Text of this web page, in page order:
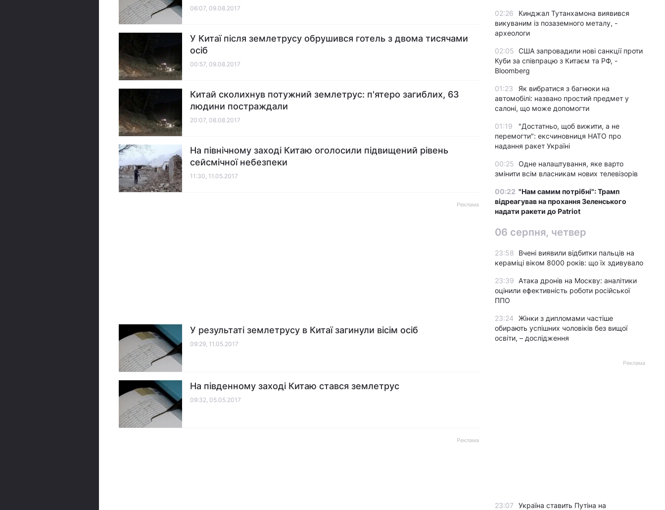
06:07, 09.08.2017
У Китаї після землетрусу обрушився готель з двома тисячами
осіб
00:57, 09.08.2017
Китай сколихнув потужний землетрус: п'ятеро загиблих, 63
людини постраждали
20:07, 08.08.2017
На північному заході Китаю оголосили підвищений рівень
сейсмічної небезпеки
11:30, 11.05.2017
Реклама
У результаті землетрусу в Китаї загинули вісім осіб
09:29, 11.05.2017
На південному заході Китаю стався землетрус
09:32, 05.05.2017
Реклама
02:26
Кинджал Тутанхамона виявився
викуваним із позаземного металу, -
археологи
02:05 США запровадили нові санкції проти
Куби за співпрацю з Китаєм та РФ, -
Bloomberg
01:23
Як вибратися з багнюки на
автомобілі: названо простий предмет у
салоні, що може допомогти
01:19
"Достатньо, щоб вижити, а не
перемогти": ексчиновниця НАТО про
надання ракет Україні
00:25 Одне налаштування, яке варто
змінити всім власникам нових телевізорів
00:22 "Нам самим потрібні": Трамп
відреагував на прохання Зеленського
надати ракети до Patriot
06 серпня, четвер
23:58
Вчені виявили відбитки пальців на
кераміці віком 8000 років: що їх здивувало
23:39
Атака дронів на Москву: аналітики
оцінили ефективність роботи російської
ППО
23:24
Жінки з дипломами частіше
обирають успішних чоловіків без вищої
освіти, – дослідження
Реклама
23:07
Україна ставить Путіна на